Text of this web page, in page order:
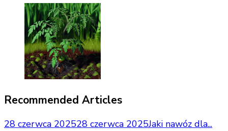
Recommended Articles
28 czerwca 202528 czerwca 2025Jaki nawóz dla...